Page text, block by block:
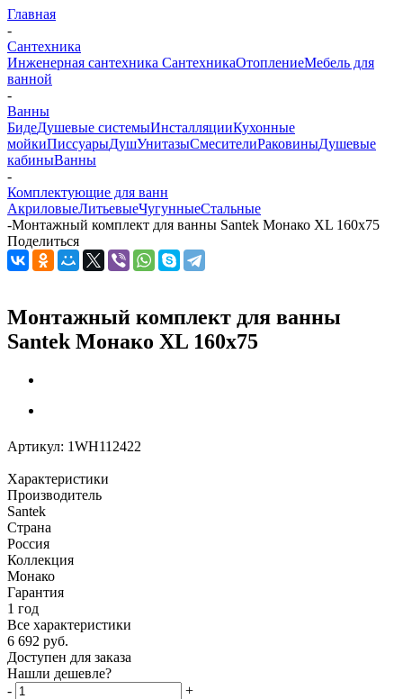
Главная
-
Сантехника
Инженерная сантехника СантехникаОтоплениеМебель для
ванной
-
Ванны
БидеДушевые системыИнсталляцииКухонные
мойкиПиссуарыДушУнитазыСмесителиРаковиныДушевые
кабиныВанны
-
Комплектующие для ванн
АкриловыеЛитьевыеЧугунныеСтальные
-Монтажный комплект для ванны Santek Монако XL 160х75
Поделиться
Монтажный комплект для ванны
Santek Монако XL 160х75
Артикул: 1WH112422
Характеристики
Производитель
Santek
Страна
Россия
Коллекция
Монако
Гарантия
1 год
Все характеристики
6 692 руб.
Доступен для заказа
Нашли дешевле?
-
+